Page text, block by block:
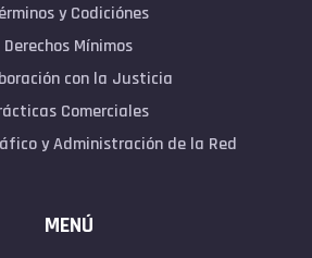
y Codiciónes
Derechos Mínimos
con la Justicia
Comerciales
y Administración de la Red
MENÚ